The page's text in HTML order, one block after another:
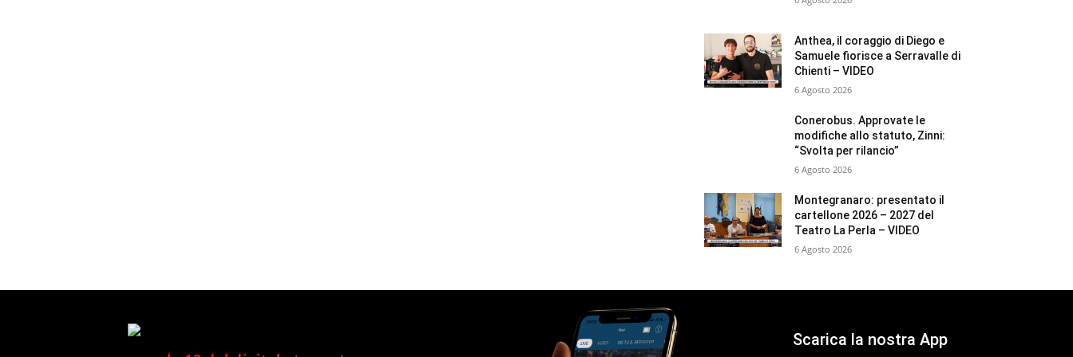
Anthea, il coraggio di Diego e
Samuele fiorisce a Serravalle di
Chienti – VIDEO
6 Agosto 2026
Conerobus. Approvate le
modifiche allo statuto, Zinni:
“Svolta per rilancio”
6 Agosto 2026
Montegranaro: presentato il
cartellone 2026 – 2027 del
Teatro La Perla – VIDEO
6 Agosto 2026
Scarica la nostra App